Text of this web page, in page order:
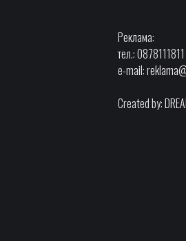
Реклама:
тел.: 0878111811
e-mail:
Created by: